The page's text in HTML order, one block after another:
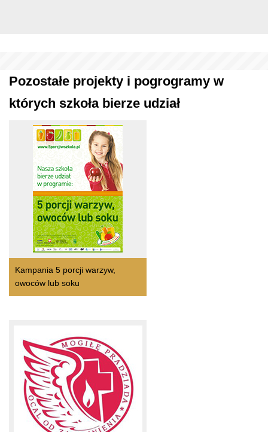
Pozostałe projekty i pogrogramy w
których szkoła bierze udział
Kampania 5 porcji warzyw,
owoców lub soku